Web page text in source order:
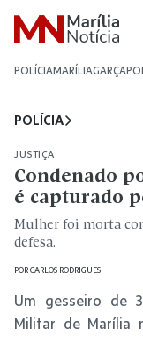
POLÍCIAMARÍLIAGARÇA
POLÍCIA
JUSTIÇA
Condenado
é capturado
Mulher foi morta
defesa.
PORCARLOS RODRIGUES
Um gesseiro de
Militar de Marília